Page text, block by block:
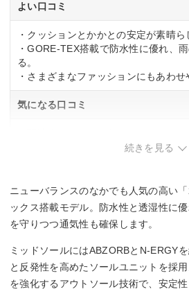
よい口コミ
・クッションとかかとの安定が素晴ら
・GORE-TEX搭載で防水性に優れ、
る。
・さまざまなファッションにもあわせ
気になる口コミ
続きを見る
ニューバランスのなかでも人気の高い
ックス搭載モデル。防水性と透湿性に
を守りつつ通気性も確保します。
ミッドソールにはABZORBとN-ERGY
と反発性を高めたソールユニットを採
を強化するアウトソール技術で、安定